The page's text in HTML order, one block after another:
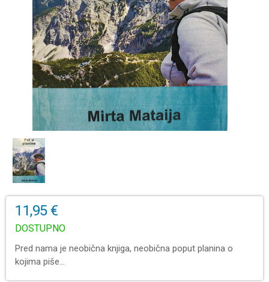
11,95 €
DOSTUPNO
Pred nama je neobična knjiga, neobična poput planina o
kojima piše...